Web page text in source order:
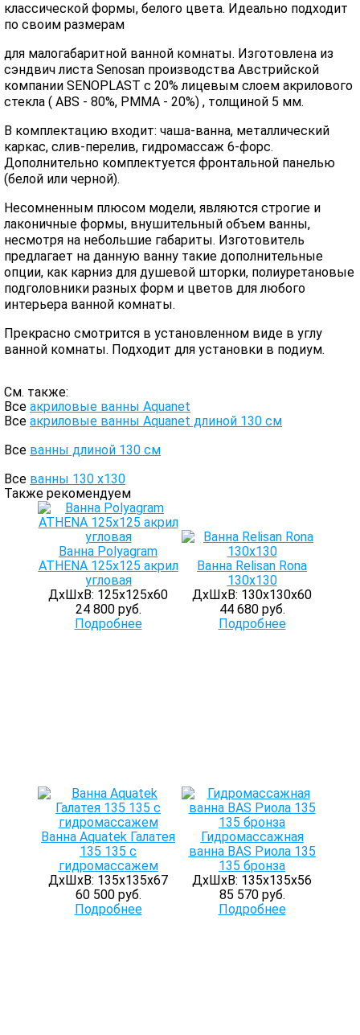
классической формы, белого цвета. Идеально подходит
по своим размерам
для малогабаритной ванной комнаты. Изготовлена из
сэндвич листа Senosan производства Австрийской
компании SENOPLAST c 20% лицевым слоем акрилового
стекла ( ABS - 80%, PMMA - 20%) , толщиной 5 мм.
В комплектацию входит: чаша-ванна, металлический
каркас, слив-перелив, гидромассаж 6-форс.
Дополнительно комплектуется фронтальной панелью
(белой или черной).
Несомненным плюсом модели, являются строгие и
лаконичные формы, внушительный объем ванны,
несмотря на небольшие габариты. Изготовитель
предлагает на данную ванну такие дополнительные
опции, как карниз для душевой шторки, полиуретановые
подголовники разных форм и цветов для любого
интерьера ванной комнаты.
Прекрасно смотрится в установленном виде в углу
ванной комнаты. Подходит для установки в подиум.
См. также:
Все акриловые ванны Aquanet
Все акриловые ванны Aquanet длиной 130 см
Все ванны длиной 130 см
Все ванны 130 х130
Также рекомендуем
Ванна Polyagram
ATHENA 125x125 акрил
угловая
ДхШхВ: 125х125х60
24 800 руб.
Подробнее
Ванна Relisan Rona
130х130
ДхШхВ: 130х130х60
44 680 руб.
Подробнее
Ванна Aquatek Галатея
135 135 с
гидромассажем
ДхШхВ: 135х135х67
60 500 руб.
Подробнее
Гидромассажная
ванна BAS Риола 135
135 бронза
ДхШхВ: 135х135х56
85 570 руб.
Подробнее